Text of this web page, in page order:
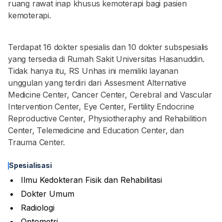
ruang rawat inap khusus kemoterapi bagi pasien
kemoterapi.
Terdapat 16 dokter spesialis dan 10 dokter subspesialis
yang tersedia di Rumah Sakit Universitas Hasanuddin.
Tidak hanya itu, RS Unhas ini memiliki layanan
unggulan yang terdiri dari Assesment Alternative
Medicine Center, Cancer Center, Cerebral and Vascular
Intervention Center, Eye Center, Fertility Endocrine
Reproductive Center, Physiotheraphy and Rehabilition
Center, Telemedicine and Education Center, dan
Trauma Center.
Spesialisasi
Ilmu Kedokteran Fisik dan Rehabilitasi
Dokter Umum
Radiologi